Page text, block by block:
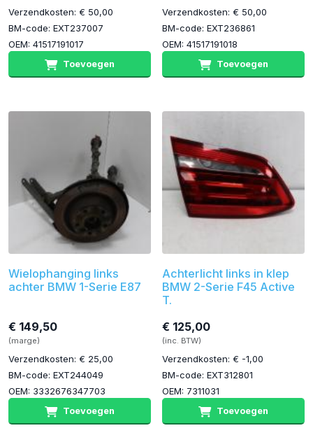
Verzendkosten: € 50,00
BM-code: EXT237007
OEM: 41517191017
Toevoegen
Verzendkosten: € 50,00
BM-code: EXT236861
OEM: 41517191018
Toevoegen
Wielophanging links
achter BMW 1-Serie E87
€ 149,50
(marge)
Verzendkosten: € 25,00
BM-code: EXT244049
OEM: 3332676347703
Toevoegen
Achterlicht links in klep
BMW 2-Serie F45 Active
T.
€ 125,00
(inc. BTW)
Verzendkosten: € -1,00
BM-code: EXT312801
OEM: 7311031
Toevoegen